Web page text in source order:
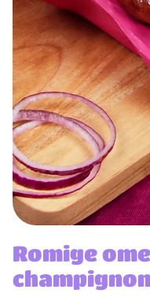
Romige